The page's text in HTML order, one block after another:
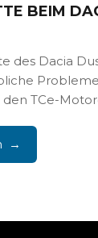
BEIM
des Dacia
den TCe-